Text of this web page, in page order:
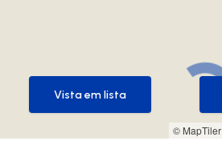
© MapTiler
Vista em lista
Vista em lista